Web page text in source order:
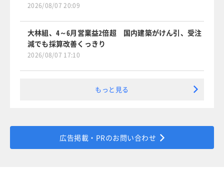
2026/08/07 20:09
大林組、4～6月営業益2倍超 国内建築がけん引、受注
減でも採算改善くっきり
2026/08/07 17:10
もっと見る
広告掲載・PRのお問い合わせ